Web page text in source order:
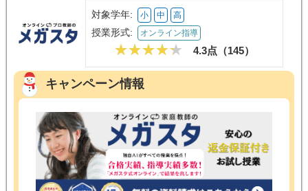
対象学年: 小 中 高
授業形式: オンライン指導
4.3点（145）
キャンペーン情報